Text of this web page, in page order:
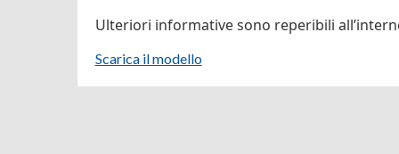
Ulteriori informative sono reperibili
Scarica il modello